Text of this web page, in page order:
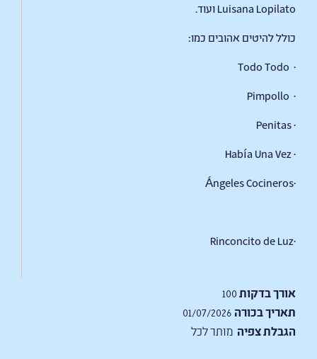
Luisana Lopilato ועוד.
כולל להיטים אהובים כמו:
· Todo Todo
· Pimpollo
· Penitas
· Había Una Vez
·Ángeles Cocineros
·Rinconcito de Luz
אורך בדקות
תאריך בכורה
הגבלת צפיה מותר לכל